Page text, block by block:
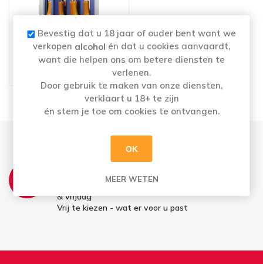
WELDENHOF ACE AV 6X1L
Leveringsmomenten op maandag, woensdag
& vrijdag
Vrij te kiezen - wat er voor u past
Bevestig dat u 18 jaar of ouder bent want we
verkopen alcohol én dat u cookies aanvaardt,
want die helpen ons om betere diensten te
verlenen.
Door gebruik te maken van onze diensten,
verklaart u 18+ te zijn
én stem je toe om cookies te ontvangen.
OK
MEER WETEN